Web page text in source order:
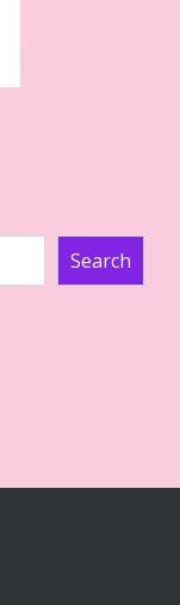
Search